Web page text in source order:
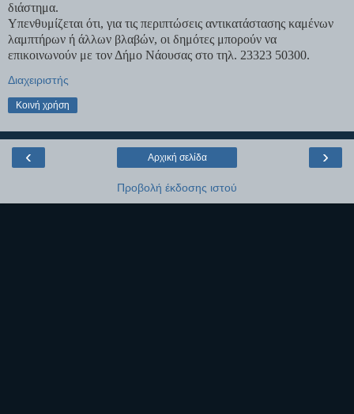
διάστημα.
Υπενθυμίζεται ότι, για τις περιπτώσεις αντικατάστασης καμένων
λαμπτήρων ή άλλων βλαβών, οι δημότες μπορούν να
επικοινωνούν με τον Δήμο Νάουσας στο τηλ. 23323 50300.
Διαχειριστής
Κοινή χρήση
‹ ›
Αρχική σελίδα
Προβολή έκδοσης ιστού